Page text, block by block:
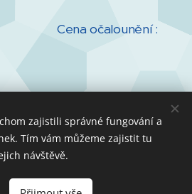
Cena očalounění :
zajistili správné fungování a
Tím vám můžeme zajistit tu
návštěvě.